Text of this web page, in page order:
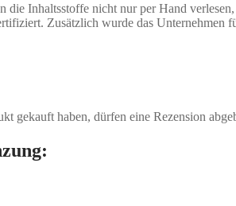
die Inhaltsstoffe nicht nur per Hand
Zusätzlich wurde das
gekauft haben, dürfen eine Rezension